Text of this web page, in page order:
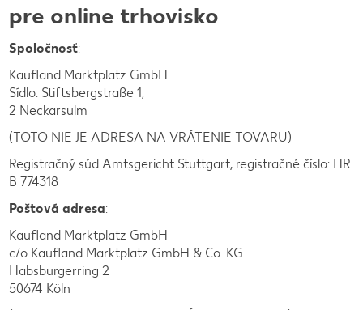
pre online trhovisko
Spoločnosť:
Kaufland Marktplatz GmbH
Sídlo: Stiftsbergstraße 1,
2 Neckarsulm
(TOTO NIE JE ADRESA NA VRÁTENIE TOVARU)
Registračný súd Amtsgericht Stuttgart, registračné číslo: HR
B 774318
Poštová adresa:
Kaufland Marktplatz GmbH
c/o Kaufland Marktplatz GmbH & Co. KG
Habsburgerring 2
50674 Köln